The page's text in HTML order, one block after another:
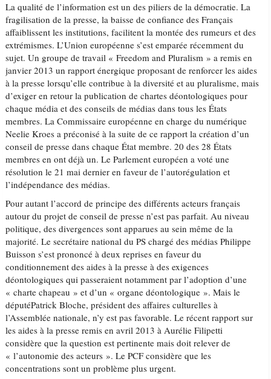
La qualité de l’information est un des piliers de la démocratie. La
fragilisation de la presse, la baisse de confiance des Français
affaiblissent les institutions, facilitent la montée des rumeurs et des
extrémismes. L’Union européenne s’est emparée récemment du
sujet. Un groupe de travail « Freedom and Pluralism » a remis en
janvier 2013 un rapport énergique proposant de renforcer les aides
à la presse lorsqu’elle contribue à la diversité et au pluralisme, mais
d’exiger en retour la publication de chartes déontologiques pour
chaque média et des conseils de médias dans tous les États
membres. La Commissaire européenne en charge du numérique
Neelie Kroes a préconisé à la suite de ce rapport la création d’un
conseil de presse dans chaque État membre. 20 des 28 États
membres en ont déjà un. Le Parlement européen a voté une
résolution le 21 mai dernier en faveur de l’autorégulation et
l’indépendance des médias.
Pour autant l’accord de principe des différents acteurs français
autour du projet de conseil de presse n’est pas parfait. Au niveau
politique, des divergences sont apparues au sein même de la
majorité. Le secrétaire national du PS chargé des médias Philippe
Buisson s’est prononcé à deux reprises en faveur du
conditionnement des aides à la presse à des exigences
déontologiques qui passeraient notamment par l’adoption d’une
« charte chapeau » et d’un « organe déontologique ». Mais le
députéPatrick Bloche, président des affaires culturelles à
l’Assemblée nationale, n’y est pas favorable. Le récent rapport sur
les aides à la presse remis en avril 2013 à Aurélie Filipetti
considère que la question est pertinente mais doit relever de
« l’autonomie des acteurs ». Le PCF considère que les
concentrations sont un problème plus urgent.